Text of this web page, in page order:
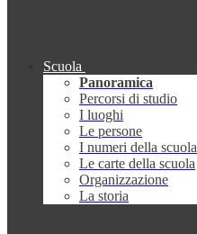
Scuola
Panoramica
Percorsi di studio
I luoghi
Le persone
I numeri della scuola
Le carte della scuola
Organizzazione
La storia